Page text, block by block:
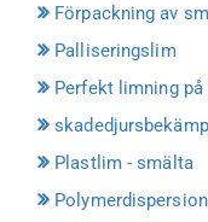
Förpackning av
Palliseringslim
Perfekt limning
Plastlim - smälta